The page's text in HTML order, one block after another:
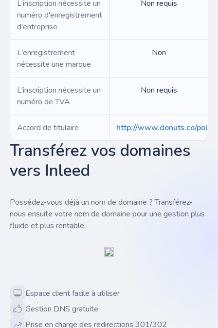
L'inscription nécessite un
numéro d'enregistrement
d'entreprise
Non requis
L'enregistrement
nécessite une marque
Non
L'inscription nécessite un
numéro de TVA
Non requis
Accord de titulaire http://www.donuts.co/
Transférez vos domaines
vers Inleed
Possédez-vous déjà un nom de domaine ? Transférez-
nous ensuite votre nom de domaine pour une gestion plus
fluide et plus rentable.
Espace client facile à utiliser
Gestion DNS gratuite
Prise en charge des redirections 301/302